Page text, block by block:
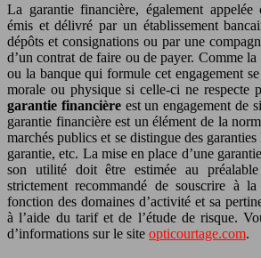
La garantie financière, également
émis et délivré par un établissement
dépôts et consignations ou par une
d’un contrat de faire ou de payer. Comme la
ou la banque qui formule cet engagement
morale ou physique si celle-ci ne respecte
garantie financièreest un engagement de
garantie financière est un élément de la
marchés publics et se distingue des garanties
garantie, etc. La mise en place d’une
son utilité doit être estimée au
strictement recommandé de souscrire à
fonction des domaines d’activité et sa
à l’aide du tarif et de l’étude de risque.
d’informations sur le site opticourtage.com.